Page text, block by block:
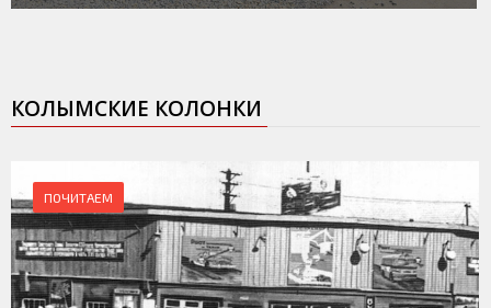
КОЛЫМСКИЕ КОЛОНКИ
ПОЧИТАЕМ